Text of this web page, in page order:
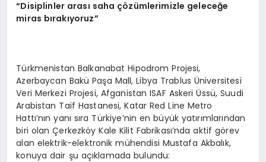
“Disiplinler arası saha çözümlerimizle geleceğe
miras bırakıyoruz”
Türkmenistan Balkanabat Hipodrom Projesi,
Azerbaycan Bakü Paşa Mall, Libya Trablus Üniversitesi
Veri Merkezi Projesi, Afganistan ISAF Askeri Üssü, Suudi
Arabistan Taif Hastanesi, Katar Red Line Metro
Hattı’nın yanı sıra Türkiye’nin en büyük yatırımlarından
biri olan Çerkezköy Kale Kilit Fabrikası’nda aktif görev
alan elektrik-elektronik mühendisi Mustafa Akbalık,
konuya dair şu açıklamada bulundu: